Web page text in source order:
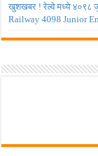
खुशखबर ! रेल्वे मध्ये ४०९८
Railway 4098 Junior